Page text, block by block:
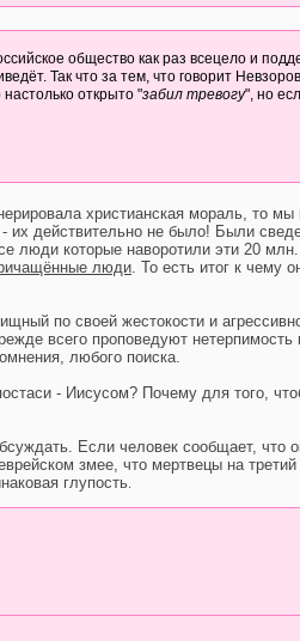
общество как раз всецело и
Так что за тем, что говорит
открыто "забил тревогу", но
христианская мораль, то
их действительно не было! Были
люди которые наворотили эти 20
люди. То есть итог к чему
по своей жестокости и
всего проповедуют
любого поиска.
- Иисусом? Почему для того,
Если человек сообщает, что
змее, что мертвецы на
глупость